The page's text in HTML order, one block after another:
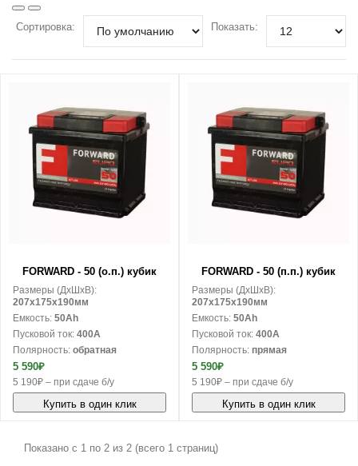
Сортировка: Показать:
FORWARD - 50 (о.п.) кубик
Размеры (ДxШxВ):
207x175x190мм
Емкость: 50Ah
Пусковой ток: 400A
Полярность: обратная
5 590₽
5 190₽ – при сдаче б/у
Купить в один клик
FORWARD - 50 (п.п.) кубик
Размеры (ДxШxВ):
207x175x190мм
Емкость: 50Ah
Пусковой ток: 400A
Полярность: прямая
5 590₽
5 190₽ – при сдаче б/у
Купить в один клик
Показано с 1 по 2 из 2 (всего 1 страниц)